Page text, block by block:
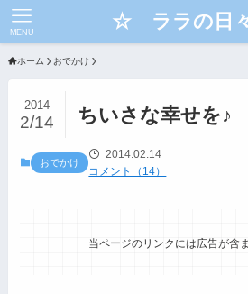
☆ ララの
MENU
ホーム おでかけ
ちいさな幸せを♪
2014
2/14
おでかけ
2014.02.14
コメント（14）
当ページのリンクには広告が含